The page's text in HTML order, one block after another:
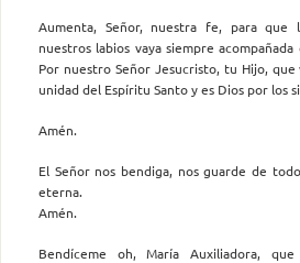
Aumenta, Señor, nuestra fe, para que
nuestros labios vaya siempre
Por nuestro Señor Jesucristo, tu Hijo,
unidad del Espíritu Santo y es Dios por los
Amén.
El Señor nos bendiga, nos guarde de
eterna.
Amén.
Bendíceme oh, María Auxiliadora,